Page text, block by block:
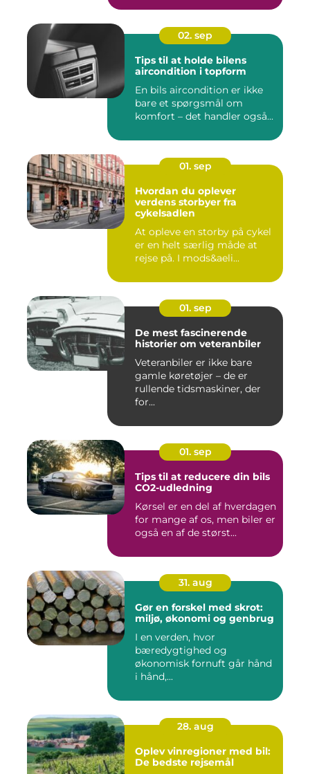
02. sep
Tips til at holde bilens
aircondition i topform
En bils aircondition er ikke
bare et spørgsmål om
komfort – det handler også...
01. sep
Hvordan du oplever
verdens storbyer fra
cykelsadlen
At opleve en storby på cykel
er en helt særlig måde at
rejse på. I mods&aeli...
01. sep
De mest fascinerende
historier om veteranbiler
Veteranbiler er ikke bare
gamle køretøjer – de er
rullende tidsmaskiner, der
for...
01. sep
Tips til at reducere din bils
CO2-udledning
Kørsel er en del af hverdagen
for mange af os, men biler er
også en af de størst...
31. aug
Gør en forskel med skrot:
miljø, økonomi og genbrug
I en verden, hvor
bæredygtighed og
økonomisk fornuft går hånd
i hånd,...
28. aug
Oplev vinregioner med bil:
De bedste rejsemål